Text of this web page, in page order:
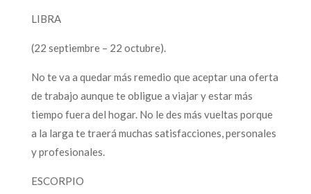
LIBRA
(22 septiembre – 22 octubre).
No te va a quedar más remedio que aceptar una oferta
de trabajo aunque te obligue a viajar y estar más
tiempo fuera del hogar. No le des más vueltas porque
a la larga te traerá muchas satisfacciones, personales
y profesionales.
ESCORPIO